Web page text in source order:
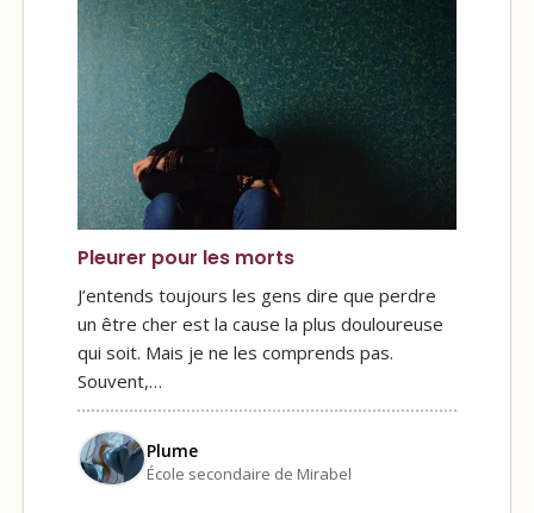
Pleurer pour les morts
J’entends toujours les gens dire que perdre
un être cher est la cause la plus douloureuse
qui soit. Mais je ne les comprends pas.
Souvent,…
Plume
École secondaire de Mirabel